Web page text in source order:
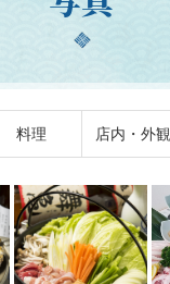
料理 店内・外観